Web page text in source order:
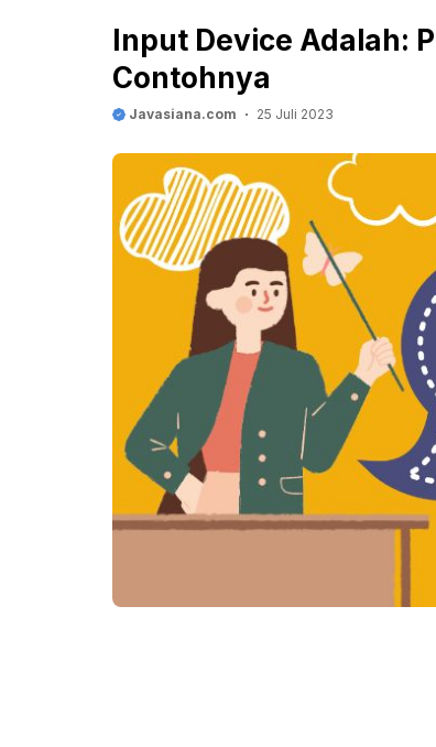
Input Device Adalah:
Contohnya
Javasiana.com 25 Juli 2023